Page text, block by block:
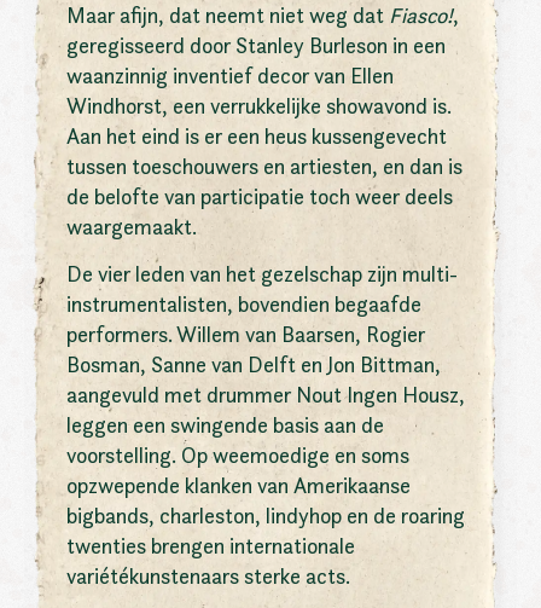
Maar afijn, dat neemt niet weg dat Fiasco!,
geregisseerd door Stanley Burleson in een
waanzinnig inventief decor van Ellen
Windhorst, een verrukkelijke showavond is.
Aan het eind is er een heus kussengevecht
tussen toeschouwers en artiesten, en dan is
de belofte van participatie toch weer deels
waargemaakt.
De vier leden van het gezelschap zijn multi-
instrumentalisten, bovendien begaafde
performers. Willem van Baarsen, Rogier
Bosman, Sanne van Delft en Jon Bittman,
aangevuld met drummer Nout Ingen Housz,
leggen een swingende basis aan de
voorstelling. Op weemoedige en soms
opzwepende klanken van Amerikaanse
bigbands, charleston, lindyhop en de roaring
twenties brengen internationale
variétékunstenaars sterke acts.